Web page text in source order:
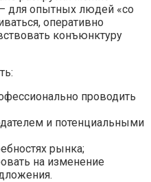
для опытных людей «со
оперативно
конъюнктуру
проводить
и потенциальными
рынка;
на изменение